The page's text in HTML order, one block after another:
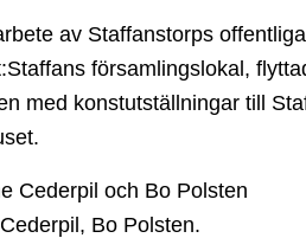
av Staffanstorps
församlingslokal,
med konstutställningar till
Bo Polsten.